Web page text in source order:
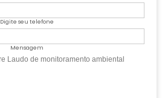
Digite seu telefone
Mensagem